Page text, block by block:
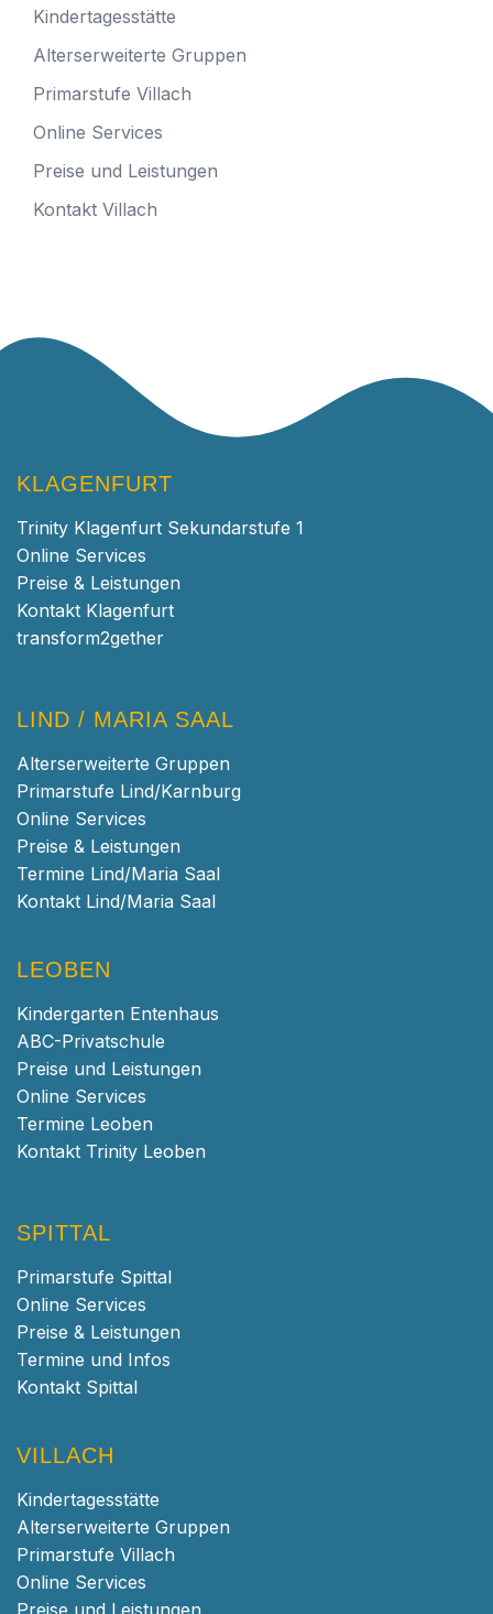
Kindertagesstätte
Alterserweiterte Gruppen
Primarstufe Villach
Online Services
Preise und Leistungen
Kontakt Villach
KLAGENFURT
Trinity Klagenfurt Sekundarstufe 1
Online Services
Preise & Leistungen
Kontakt Klagenfurt
transform2gether
LIND / MARIA SAAL
Alterserweiterte Gruppen
Primarstufe Lind/Karnburg
Online Services
Preise & Leistungen
Termine Lind/Maria Saal
Kontakt Lind/Maria Saal
LEOBEN
Kindergarten Entenhaus
ABC-Privatschule
Preise und Leistungen
Online Services
Termine Leoben
Kontakt Trinity Leoben
SPITTAL
Primarstufe Spittal
Online Services
Preise & Leistungen
Termine und Infos
Kontakt Spittal
VILLACH
Kindertagesstätte
Alterserweiterte Gruppen
Primarstufe Villach
Online Services
Preise und Leistungen